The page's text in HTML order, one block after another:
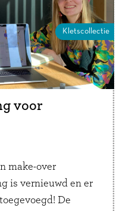
Kletscollectie
voor
make-over
is vernieuwd en er
De